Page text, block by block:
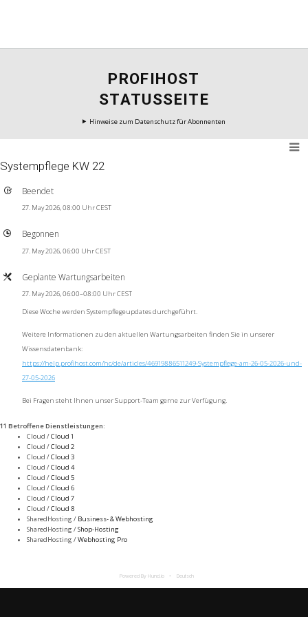
PROFIHOST
STATUSSEITE
Hinweise zum Datenschutz für Abonnenten
Systempflege KW 22
Beendet
27. May 2026, 08:00 Uhr CEST
Begonnen
27. May 2026, 06:00 Uhr CEST
Geplante Wartungsarbeiten
27. May 2026, 06:00–08:00 Uhr CEST
Diese Woche werden Systempflegeupdates durchgeführt.
Weitere Informationen zu den aktuellen Wartungsarbeiten finden Sie in unserer
Wissensdatenbank:
https://help.profihost.com/hc/de/articles/46919886511249-Systempflege-am-26-05-2026-und-
27-05-2026
Bei Fragen steht Ihnen unser Support-Team gerne zur Verfügung.
11 Betroffene Dienstleistungen:
Cloud /Cloud 1
Cloud /Cloud 2
Cloud /Cloud 3
Cloud /Cloud 4
Cloud /Cloud 5
Cloud /Cloud 6
Cloud /Cloud 7
Cloud /Cloud 8
SharedHosting / Business- & Webhosting
SharedHosting /Shop-Hosting
SharedHosting /Webhosting Pro
Powered By Hund.io Deutsch